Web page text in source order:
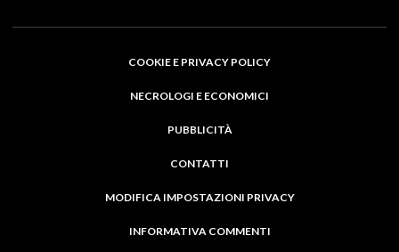
COOKIE E PRIVACY POLICY
NECROLOGI E ECONOMICI
PUBBLICITÀ
CONTATTI
MODIFICA IMPOSTAZIONI PRIVACY
INFORMATIVA COMMENTI